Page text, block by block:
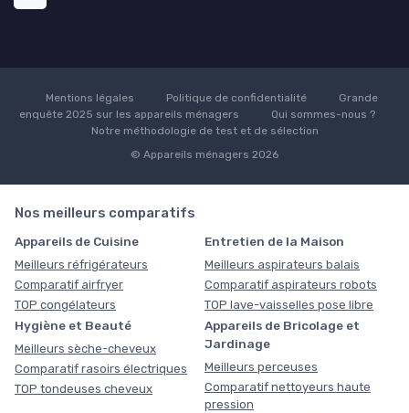
Mentions légales Politique de confidentialité
Grande
enquête 2025 sur les appareils ménagers
Qui sommes-nous ?
Notre méthodologie de test et de sélection
© Appareils ménagers 2026
Nos meilleurs comparatifs
Appareils de Cuisine
Meilleurs réfrigérateurs
Comparatif airfryer
TOP congélateurs
Entretien de la Maison
Meilleurs aspirateurs balais
Comparatif aspirateurs robots
TOP lave-vaisselles pose libre
Hygiène et Beauté
Meilleurs sèche-cheveux
Comparatif rasoirs électriques
TOP tondeuses cheveux
Appareils de Bricolage et
Jardinage
Meilleurs perceuses
Comparatif nettoyeurs haute
pression